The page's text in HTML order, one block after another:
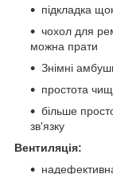
підкладка
чохол для
можна прати
Знімні
простота
більше
зв'язку
Вентиляція: